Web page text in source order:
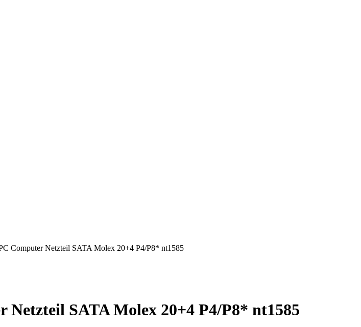
Computer Netzteil SATA Molex 20+4 P4/P8* nt1585
SATA Molex 20+4 P4/P8* nt1585